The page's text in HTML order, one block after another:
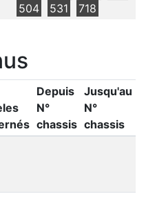
504
531 718
Depuis
N°
chassis
Jusqu'au
N°
chassis